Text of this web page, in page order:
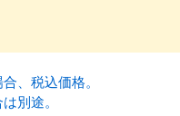
、税込価格。
別途。